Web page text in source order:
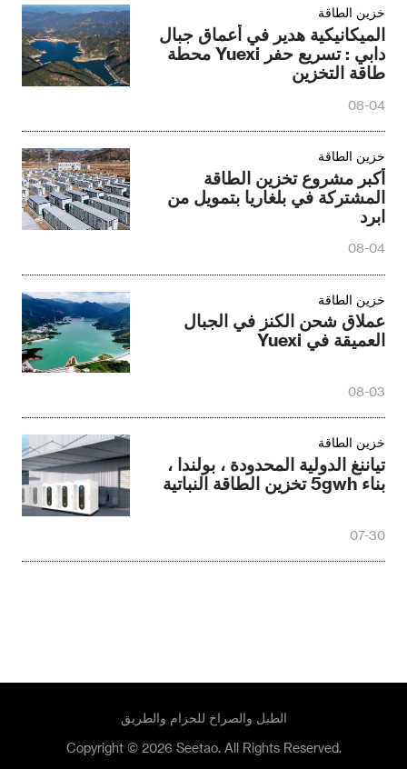
08-04
خزين الطاقة
أكبر مشروع تخزين الطاقة
المشتركة في بلغاريا بتمويل من
08-04
خزين الطاقة
عملاق شحن الكنز في الجبال
العميقة في Yuexi
08-03
خزين الطاقة
بناء 5gwh تخزين الطاقة النباتية
07-30
الطبل والصراخ للحزام والطريق
Copyright © 2026 Seetao. All Rights Reserved.